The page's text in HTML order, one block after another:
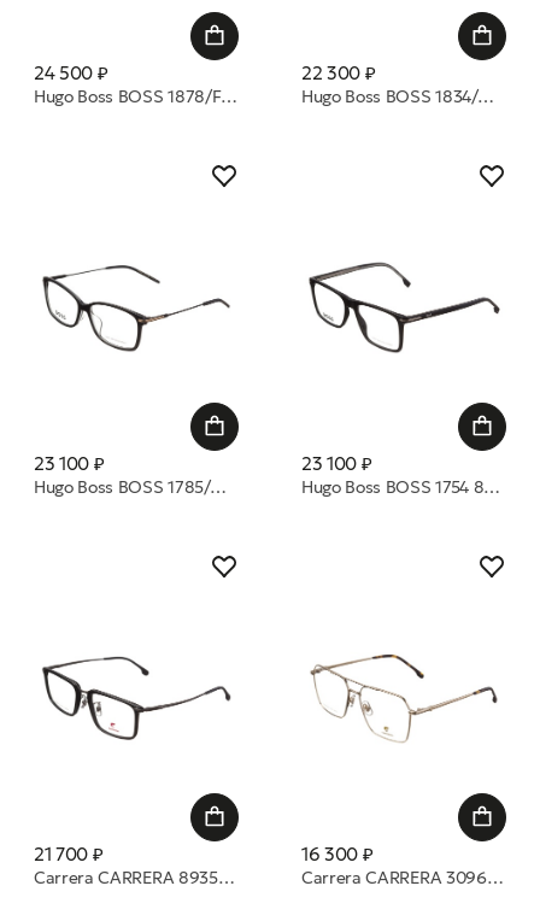
24 500 ₽
Hugo Boss BOSS 1878/F ANS 54 19 оправа
22 300 ₽
Hugo Boss BOSS 1834/G 807 58 17 оправа
23 100 ₽
Hugo Boss BOSS 1785/G 08A 55 14 оправа
23 100 ₽
Hugo Boss BOSS 1754 807 54 17 оправа
21 700 ₽
Carrera CARRERA 8935 807 55 19 оправа
16 300 ₽
Carrera CARRERA 3096 000 55 15 оправа